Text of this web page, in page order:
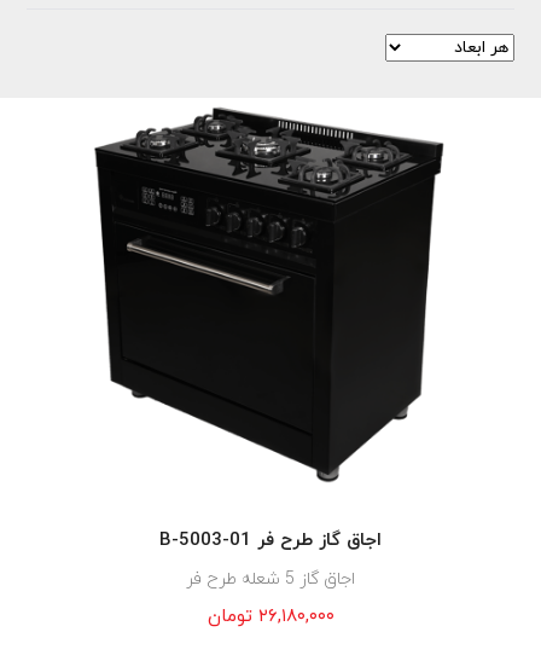
اجاق گاز طرح فر B-5003-01
اجاق گاز 5 شعله طرح فر
۲۶,۱۸۰,۰۰۰ تومان